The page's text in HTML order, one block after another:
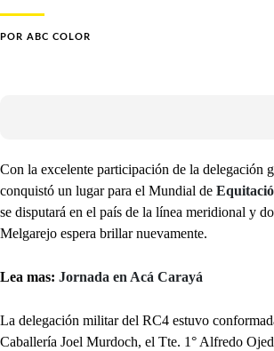
POR ABC COLOR
Con la excelente participación de la delegación
conquistó un lugar para el Mundial de
se disputará en el país de la línea meridional y
Melgarejo espera brillar nuevamente.
Lea mas: Jornada en Acá Carayá
La delegación militar del RC4 estuvo
Caballería Joel Murdoch, el Tte. 1° Alfredo